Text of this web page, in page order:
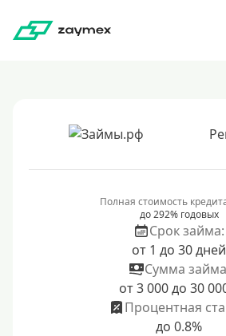
Полная стоимость
до 292% годовых
Срок займа:
от 1 до 30 дней
Сумма
от 3 000 до 30
Процентная
до 0.8%